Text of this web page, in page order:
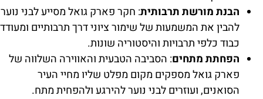
הבנת מורשת תרבותית: חקר פארק גואל מסייע לבני נוער
להבין את המשמעות של שימור ציוני דרך תרבותיים ומעודד
כבוד כלפי תרבויות והיסטוריה שונות.
הפחתת מתחים: הסביבה הטבעית והאווירה השלווה של
פארק גואל מספקים מקום מפלט שליו מחיי העיר
הסואנים, ועוזרים לבני נוער להירגע ולהפחית מתח.